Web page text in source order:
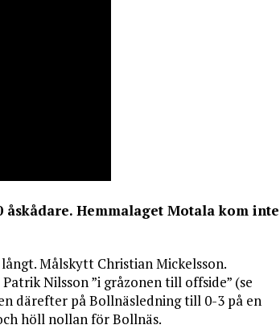
Hemmalaget Motala kom inte
Målskytt Christian Mickelsson.
Nilsson ”i gråzonen till offside” (se
därefter på Bollnäsledning till 0-3 på en
höll nollan för Bollnäs.